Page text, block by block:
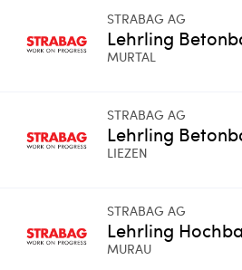
STRABAG AG
Lehrling
MURTAL
STRABAG AG
Lehrling
LIEZEN
STRABAG AG
Lehrling
MURAU